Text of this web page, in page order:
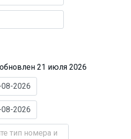
21 июля 2026